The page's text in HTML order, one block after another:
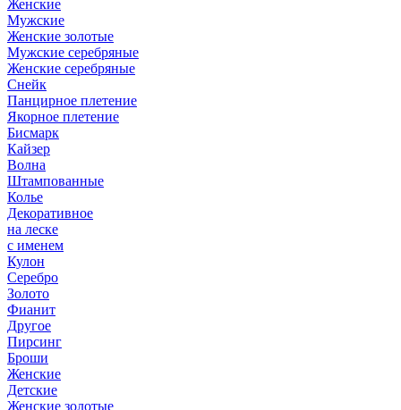
Женские
Мужские
Женские золотые
Мужские серебряные
Женские серебряные
Снейк
Панцирное плетение
Якорное плетение
Бисмарк
Кайзер
Волна
Штампованные
Колье
Декоративное
на леске
с именем
Кулон
Серебро
Золото
Фианит
Другое
Пирсинг
Броши
Женские
Детские
Женские золотые